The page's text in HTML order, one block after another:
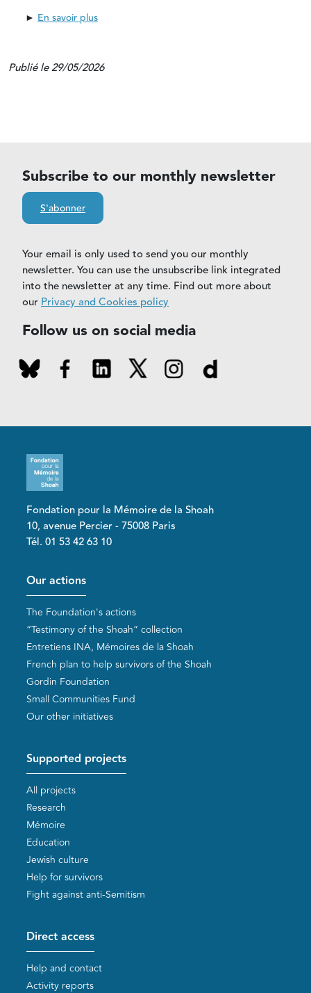
► En savoir plus
Publié le 29/05/2026
Subscribe to our monthly newsletter
S'abonner
Your email is only used to send you our monthly
newsletter. You can use the unsubscribe link integrated
into the newsletter at any time. Find out more about
our Privacy and Cookies policy
Follow us on social media
Fondation pour la Mémoire de la Shoah
10, avenue Percier - 75008 Paris
Tél. 01 53 42 63 10
Pied de page
Our actions
The Foundation's actions
“Testimony of the Shoah” collection
Entretiens INA, Mémoires de la Shoah
French plan to help survivors of the Shoah
Gordin Foundation
Small Communities Fund
Our other initiatives
Supported projects
All projects
Research
Mémoire
Education
Jewish culture
Help for survivors
Fight against anti-Semitism
Direct access
Help and contact
Activity reports